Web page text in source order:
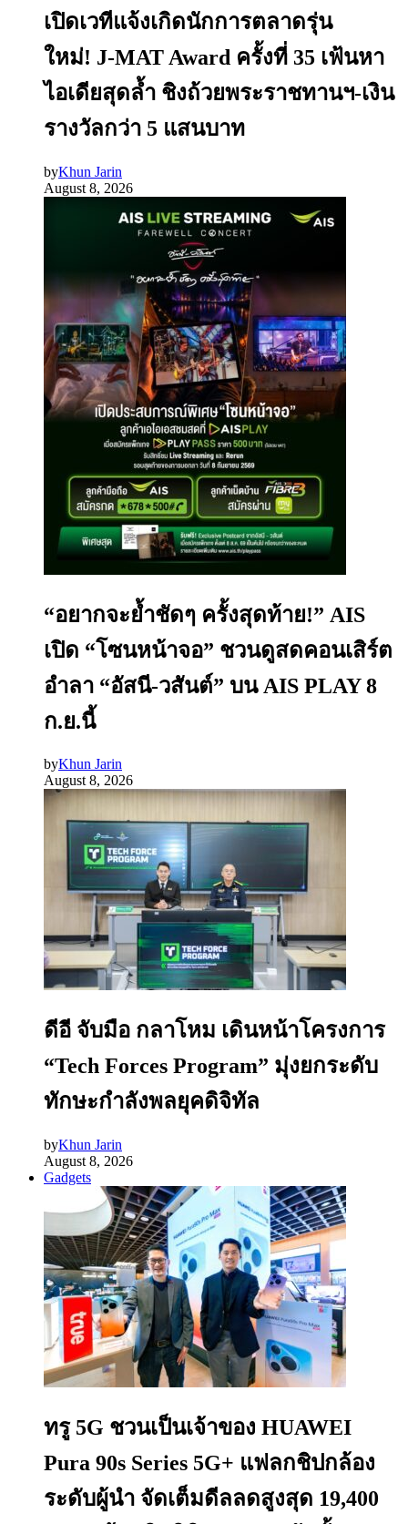
เปิดเวทีแจ้งเกิดนักการตลาดรุ่น
ใหม่! J-MAT Award ครั้งที่ 35 เฟ้นหา
ไอเดียสุดล้ำ ชิงถ้วยพระราชทานฯ-เงิน
รางวัลกว่า 5 แสนบาท
byKhun Jarin
August 8, 2026
“อยากจะย้ำชัดๆ ครั้งสุดท้าย!” AIS
เปิด “โซนหน้าจอ” ชวนดูสดคอนเสิร์ต
อำลา “อัสนี-วสันต์” บน AIS PLAY 8
ก.ย.นี้
byKhun Jarin
August 8, 2026
ดีอี จับมือ กลาโหม เดินหน้าโครงการ
“Tech Forces Program” มุ่งยกระดับ
ทักษะกำลังพลยุคดิจิทัล
byKhun Jarin
August 8, 2026
Gadgets
ทรู 5G ชวนเป็นเจ้าของ HUAWEI
Pura 90s Series 5G+ แฟลกชิปกล้อง
ระดับผู้นำ จัดเต็มดีลลดสูงสุด 19,400